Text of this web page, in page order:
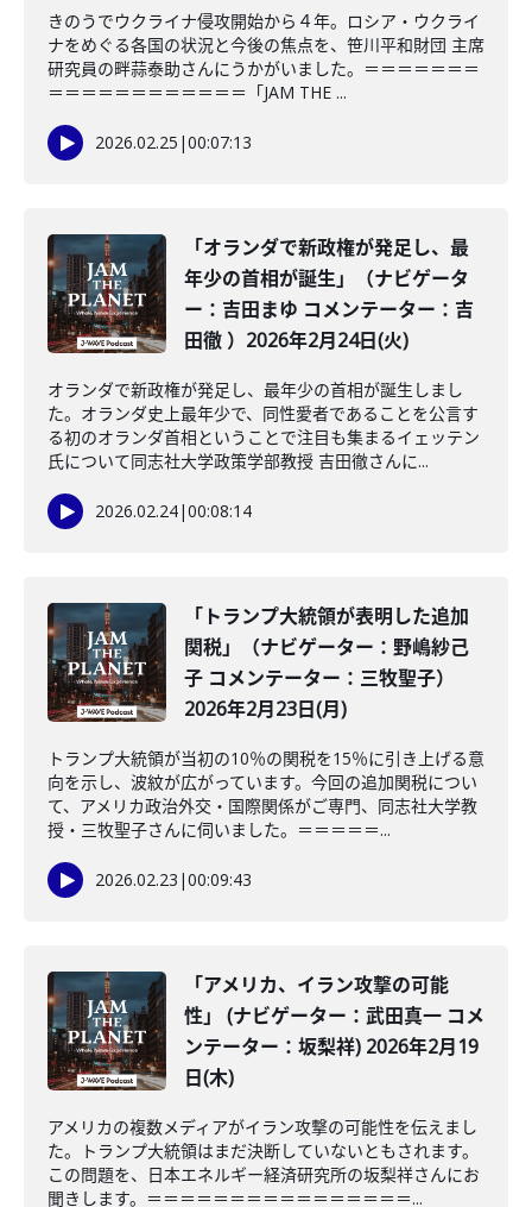
きのうでウクライナ侵攻開始から４年。ロシア・ウクライ
ナをめぐる各国の状況と今後の焦点を、笹川平和財団 主席
研究員の畔蒜泰助さんにうかがいました。＝＝＝＝＝＝＝
＝＝＝＝＝＝＝＝＝＝＝＝「JAM THE ...
2026.02.25 |00:07:13
「オランダで新政権が発足し、最
年少の首相が誕生」（ナビゲータ
ー：吉田まゆ コメンテーター：吉
田徹 ）2026年2月24日(火)
オランダで新政権が発足し、最年少の首相が誕生しまし
た。オランダ史上最年少で、同性愛者であることを公言す
る初のオランダ首相ということで注目も集まるイェッテン
氏について同志社大学政策学部教授 吉田徹さんに...
2026.02.24|00:08:14
「トランプ大統領が表明した追加
関税」（ナビゲーター：野嶋紗己
子 コメンテーター：三牧聖子）
2026年2月23日(月)
トランプ大統領が当初の10％の関税を15％に引き上げる意
向を示し、波紋が広がっています。今回の追加関税につい
て、アメリカ政治外交・国際関係がご専門、同志社大学教
授・三牧聖子さんに伺いました。＝＝＝＝＝...
2026.02.23 |00:09:43
「アメリカ、イラン攻撃の可能
性」 (ナビゲーター：武田真一 コメ
ンテーター：坂梨祥) 2026年2月19
日(木)
アメリカの複数メディアがイラン攻撃の可能性を伝えまし
た。トランプ大統領はまだ決断していないともされます。
この問題を、日本エネルギー経済研究所の坂梨祥さんにお
聞きします。＝＝＝＝＝＝＝＝＝＝＝＝＝＝＝＝...